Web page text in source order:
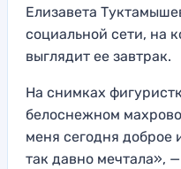
Елизавета
социальной сети, на
выглядит ее завтрак.
На снимках
белоснежном
меня сегодня доброе
так давно мечтала»,